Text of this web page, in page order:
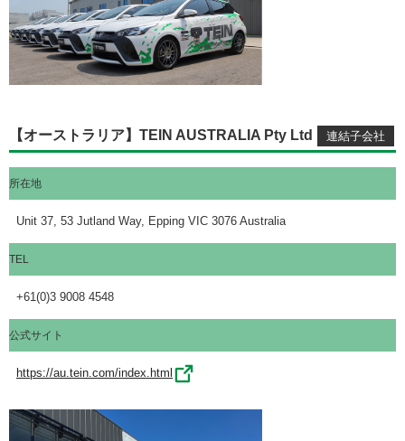
【オーストラリア】TEIN AUSTRALIA Pty Ltd
所在地
Unit 37, 53 Jutland Way, Epping VIC 3076 Australia
TEL
+61(0)3 9008 4548
公式サイト
https://au.tein.com/index.html